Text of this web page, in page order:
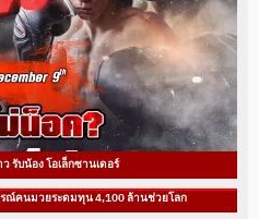
รับน้อง โอเล็กซานเดอร์
รณ์คนมวยระดมทุน 4,100 ล้านช่วยโลก